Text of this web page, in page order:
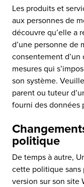
Les produits et
aux personnes de
découvre qu’elle a
d’une personne de
consentement d’un
mesures qui
son système.
parent ou tuteur
fourni des données
politique
De temps à autre,
cette politique
version sur son site